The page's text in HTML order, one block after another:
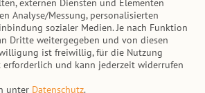
externen Diensten und Elementen
Analyse/Messung, personalisierten
sozialer Medien. Je nach Funktion
Dritte weitergegeben und von diesen
ist freiwillig, für die Nutzung
erforderlich und kann jederzeit widerrufen
unter Datenschutz.